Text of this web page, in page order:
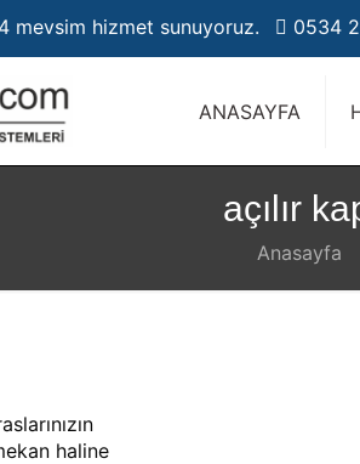
mevsim hizmet sunuyoruz. 0534
ANASAYFA
açılır
Anasayfa
haline